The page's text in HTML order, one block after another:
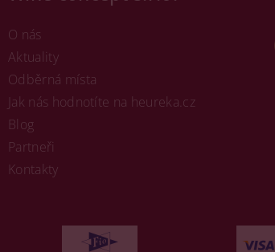
O nás
Aktuality
Odběrná místa
Jak nás hodnotíte na heureka.cz
Blog
Partneři
Kontakty